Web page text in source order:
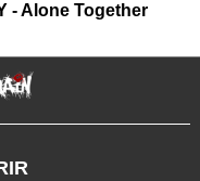
- Alone Together